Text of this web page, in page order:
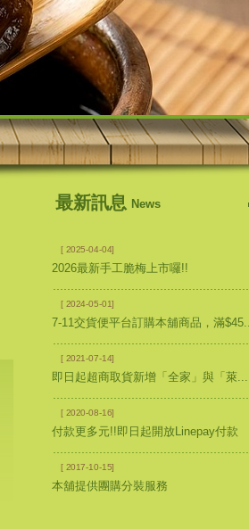
最新訊息 News
2025-04-04
2026最新手工脆梅上市囉!!
2024-05-01
7-11交貨便平台訂購本舖商品，滿$45...
2021-07-14
即日起超商取貨新增「全家」與「萊...
2020-08-16
付款更多元!!即日起開放Linepay付款
2017-10-15
本舖提供團購分裝服務